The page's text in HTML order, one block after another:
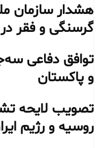
هشدار سازمان
گرسنگی و فقر
توافق دفاعی
و پاکستان
تصویب لایحه
روسیه و رژیم